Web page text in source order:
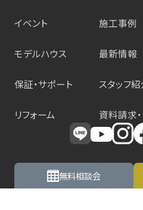
無料相談会
イベント 施工事例
モデルハウス 最新情報
保証・サポート スタッフ
リフォーム 資料請求
プライバシ
©2025株式会社ウェルズホ